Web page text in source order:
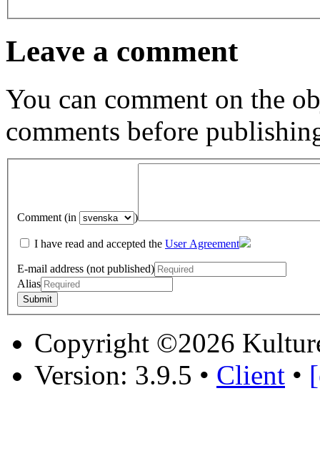
Leave a comment
You can comment on the
comments before
Comment (in )
I have read and accepted the User Agreement
E-mail address (not published)
Alias
Copyright ©2026
Version: 3.9.5 • Client •